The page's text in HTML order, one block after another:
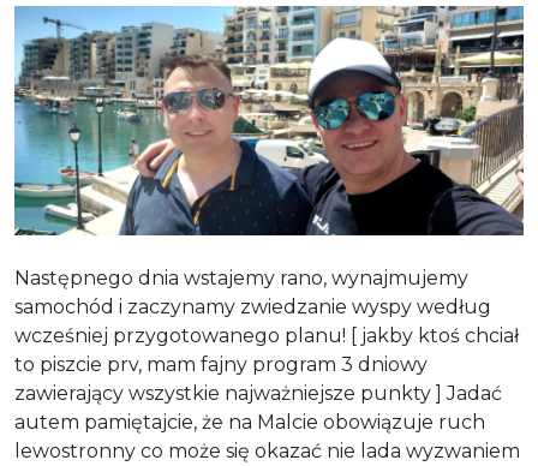
Następnego dnia wstajemy rano, wynajmujemy
samochód i zaczynamy zwiedzanie wyspy według
wcześniej przygotowanego planu! [ jakby ktoś chciał
to piszcie prv, mam fajny program 3 dniowy
zawierający wszystkie najważniejsze punkty ] Jadać
autem pamiętajcie, że na Malcie obowiązuje ruch
lewostronny co może się okazać nie lada wyzwaniem